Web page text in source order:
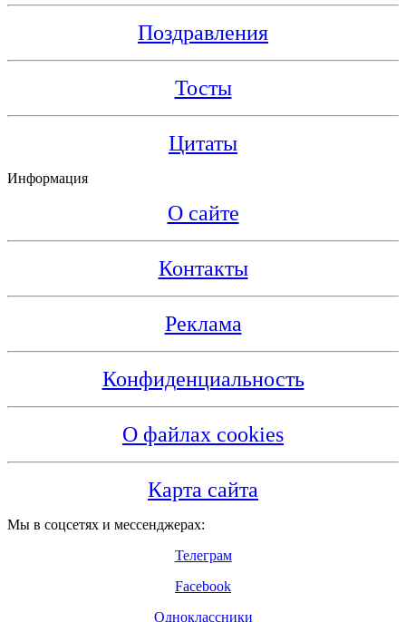
Поздравления
Тосты
Цитаты
Информация
О сайте
Контакты
Реклама
Конфиденциальность
О файлах cookies
Карта сайта
Мы в соцсетях и мессенджерах:
Телеграм
Facebook
Одноклассники